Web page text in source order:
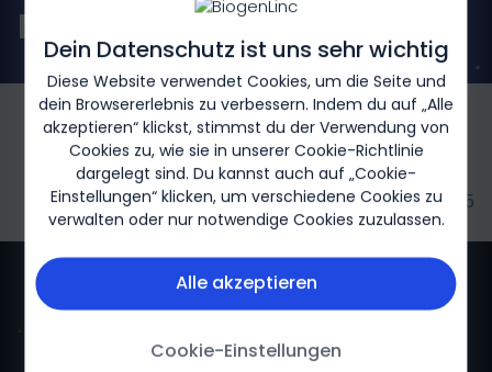
Dein Datenschutz ist uns sehr wichtig
Diese Website verwendet Cookies, um die Seite und
dein Browsererlebnis zu verbessern. Indem du auf „Alle
akzeptieren“ klickst, stimmst du der Verwendung von
Cookies zu, wie sie in unserer Cookie-Richtlinie
dargelegt sind. Du kannst auch auf „Cookie-
Einstellungen“ klicken, um verschiedene Cookies zu
verwalten oder nur notwendige Cookies zuzulassen.
Alle akzeptieren
Cookie-Einstellungen
Mein FA-Medikament
Biogen-265929 05/2025